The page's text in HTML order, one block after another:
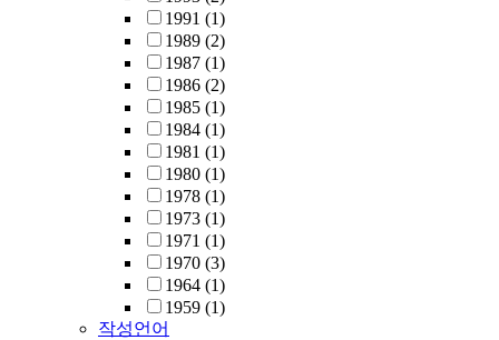
1991 (1)
1989 (2)
1987 (1)
1986 (2)
1985 (1)
1984 (1)
1981 (1)
1980 (1)
1978 (1)
1973 (1)
1971 (1)
1970 (3)
1964 (1)
1959 (1)
작성언어